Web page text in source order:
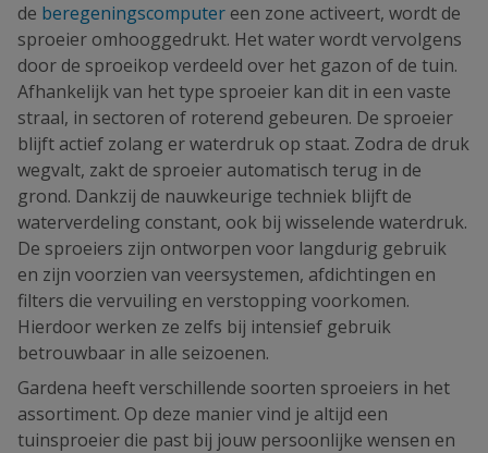
de beregeningscomputer een zone activeert, wordt de
sproeier omhooggedrukt. Het water wordt vervolgens
door de sproeikop verdeeld over het gazon of de tuin.
Afhankelijk van het type sproeier kan dit in een vaste
straal, in sectoren of roterend gebeuren. De sproeier
blijft actief zolang er waterdruk op staat. Zodra de druk
wegvalt, zakt de sproeier automatisch terug in de
grond. Dankzij de nauwkeurige techniek blijft de
waterverdeling constant, ook bij wisselende waterdruk.
De sproeiers zijn ontworpen voor langdurig gebruik
en zijn voorzien van veersystemen, afdichtingen en
filters die vervuiling en verstopping voorkomen.
Hierdoor werken ze zelfs bij intensief gebruik
betrouwbaar in alle seizoenen.
Gardena heeft verschillende soorten sproeiers in het
assortiment. Op deze manier vind je altijd een
tuinsproeier die past bij jouw persoonlijke wensen en